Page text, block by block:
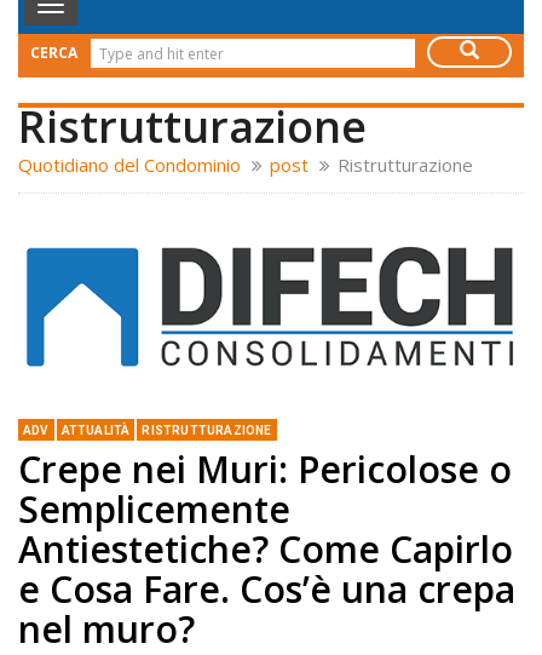
Toggle
Navigation
CERCA
Ristrutturazione
Quotidiano del Condominio post Ristrutturazione
ADV ATTUALITÀ RISTRUTTURAZIONE
Crepe nei Muri: Pericolose o
Semplicemente
Antiestetiche? Come Capirlo
e Cosa Fare. Cos’è una crepa
nel muro?